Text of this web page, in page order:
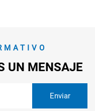
UN MENSAJE